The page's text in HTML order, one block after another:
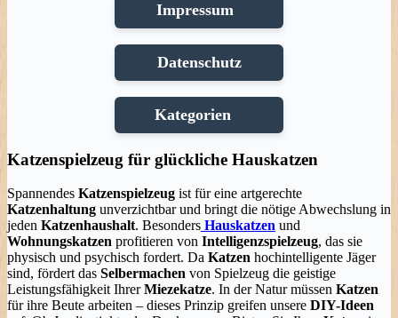
Impressum
Datenschutz
Kategorien
Katzenspielzeug für glückliche Hauskatzen
Spannendes Katzenspielzeug ist für eine artgerechte
Katzenhaltung unverzichtbar und bringt die nötige Abwechslung in
jeden Katzenhaushalt. Besonders Hauskatzen und
Wohnungskatzen profitieren von Intelligenzspielzeug, das sie
physisch und psychisch fordert. Da Katzen hochintelligente Jäger
sind, fördert das Selbermachen von Spielzeug die geistige
Leistungsfähigkeit IhrerMiezekatze. In der Natur müssen Katzen
für ihre Beute arbeiten – dieses Prinzip greifen unsere DIY-Ideen